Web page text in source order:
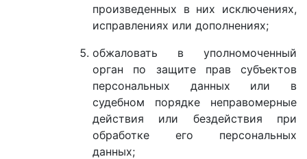
произведенных в них исключениях,
исправлениях или дополнениях;
обжаловать в уполномоченный
орган по защите прав субъектов
персональных данных или в
судебном порядке неправомерные
действия или бездействия при
обработке его персональных
данных;